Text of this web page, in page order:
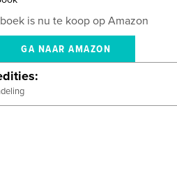
is nu te koop op Amazon
GA NAAR AMAZON